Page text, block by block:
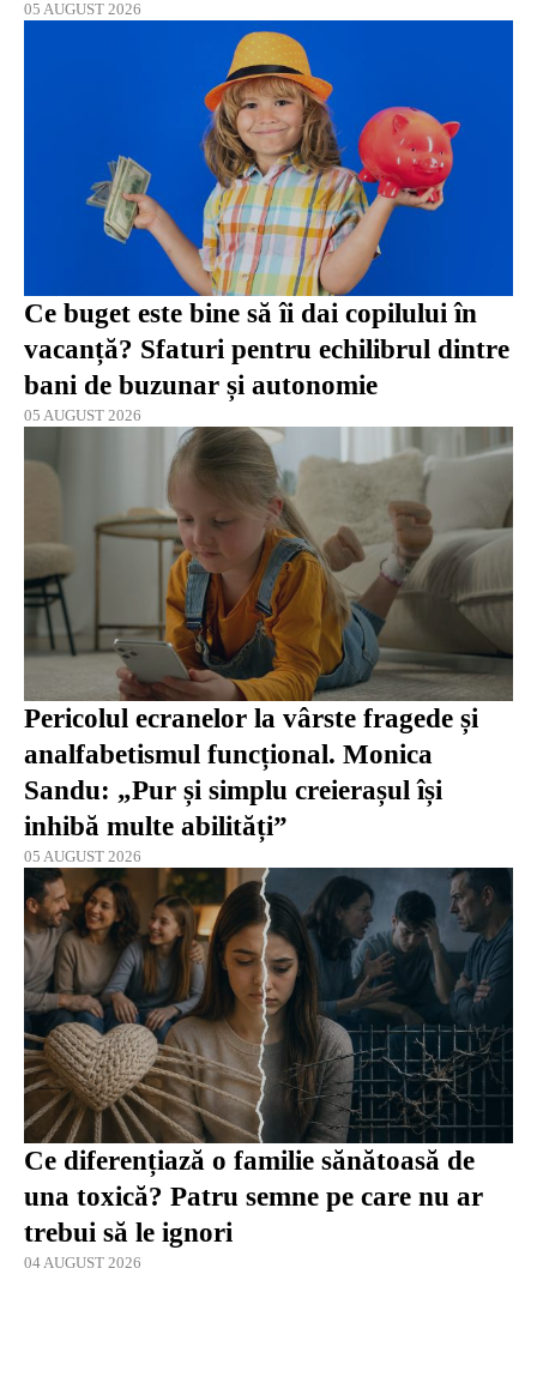
05 AUGUST 2026
Ce buget este bine să îi dai copilului în
vacanță? Sfaturi pentru echilibrul dintre
bani de buzunar și autonomie
05 AUGUST 2026
Pericolul ecranelor la vârste fragede și
analfabetismul funcțional. Monica
Sandu: „Pur și simplu creierașul își
inhibă multe abilități”
05 AUGUST 2026
Ce diferențiază o familie sănătoasă de
una toxică? Patru semne pe care nu ar
trebui să le ignori
04 AUGUST 2026